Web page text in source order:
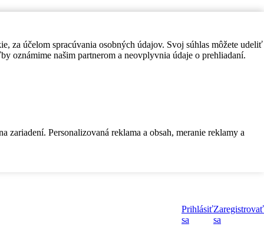
za účelom spracúvania osobných údajov. Svoj súhlas môžete udeliť
oznámime našim partnerom a neovplyvnia údaje o prehliadaní.
Personalizovaná reklama a obsah, meranie reklamy a
Prihlásiť
sa
Zaregistrovať
sa